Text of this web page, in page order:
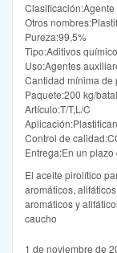
Otros
Pureza:99,5%
Tipo:Aditivos
Uso:Agentes
Cantidad mínima de
Paquete:200 kg/
Artículo:T/T,L/C
Control de
Entrega:En un
El aceite pirolítico
aromáticos,
aromáticos y
caucho
1 de noviembre de